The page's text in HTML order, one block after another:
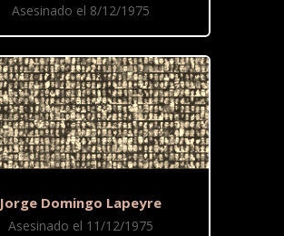
Asesinado el 8/12/1975
Jorge Domingo Lapeyre
Asesinado el 11/12/1975